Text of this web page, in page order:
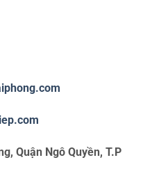
Quận Ngô Quyền, T.P